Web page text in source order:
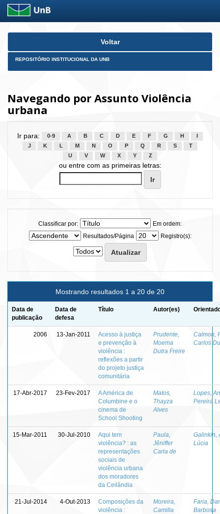
Skip
Voltar
REPOSITÓRIO INSTITUCIONAL DA UNB
Navegando por Assunto Violência
urbana
Ir para: 0-9 A B C D E F G H
J
K L M N O P Q R S
T
U
V W X Y Z
ou entre com as primeiras letras:
Classificar por:
Em ordem:
Resultados/Página
Registro(s):
Mostrando resultados 1 a 20 de 20
Data de
publicação
Data de
defesa
Título Autor(es)
2006 13-Jan-2011
Acesso à justiça
e prevenção à
violência :
reflexões a partir
do projeto justiça
comunitária
Prudente,
Moema
Dutra Freire
Calmon,
Carlos
17-Abr-2017 23-Fev-2017
A América de
Columbine e o
cinema de
School Shooting
Matos,
Thayza
Alves
Lopes,
Pereira
15-Mar-2011 30-Jul-2010
Aqui tem
violência? : as
representações
sociais de
violência urbana
dos moradores
da Ceilândia
Paula,
Jêniffer
Carla de
Galinkin,
Lúcia
21-Jul-2014 4-Out-2013
Composições da
violência :
Moreira,
Camilla
Faria,
Barbosa